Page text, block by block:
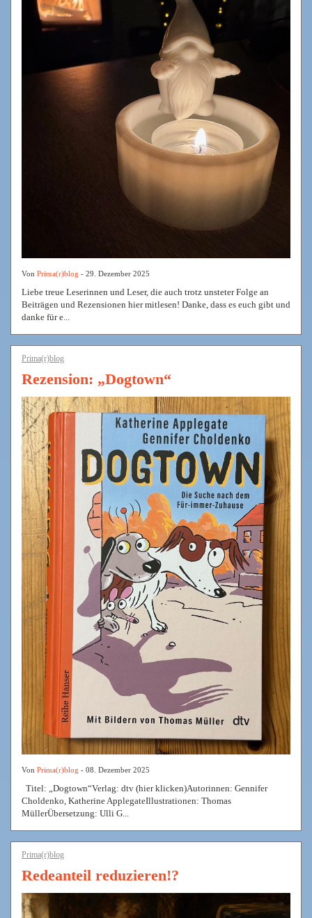
Von Prima(r)blog - 29. Dezember 2025
Liebe treue Leserinnen und Leser, die auch trotz unsteter Folge an
Beiträgen und Rezensionen hier mitlesen! Danke, dass es euch gibt und
danke für e...
Prima(r)blog
Rezension: „Dogtown“
Von Prima(r)blog - 08. Dezember 2025
Titel: „Dogtown“Verlag: dtv (hier klicken)Autorinnen: Gennifer
Choldenko, Katherine ApplegateIllustrationen: Thomas
MüllerÜbersetzung: Ulli G...
Prima(r)blog
Redeanteil reduzieren!?